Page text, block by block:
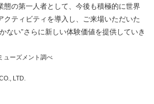
態の第一人者として、今後も積極的に世界
クティビティを導入し、ご来場いただいた
ない”さらに新しい体験価値を提供していき
ーズメント調べ
LTD.